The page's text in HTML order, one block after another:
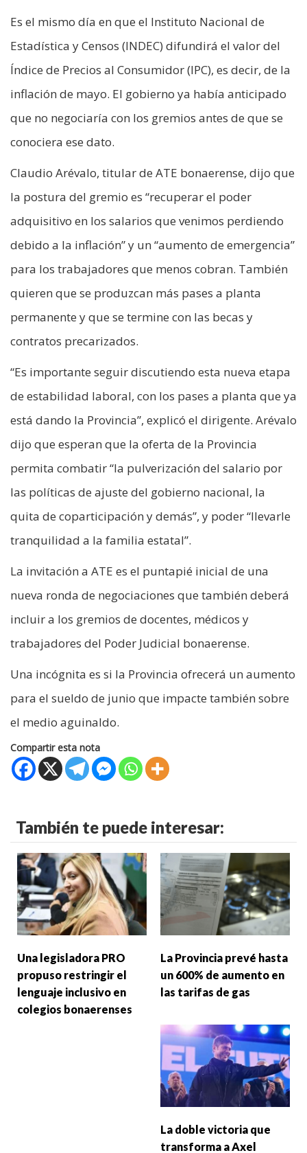
Es el mismo día en que el Instituto Nacional de
Estadística y Censos (INDEC) difundirá el valor del
Índice de Precios al Consumidor (IPC), es decir, de la
inflación de mayo. El gobierno ya había anticipado
que no negociaría con los gremios antes de que se
conociera ese dato.
Claudio Arévalo, titular de ATE bonaerense, dijo que
la postura del gremio es “recuperar el poder
adquisitivo en los salarios que venimos perdiendo
debido a la inflación” y un “aumento de emergencia”
para los trabajadores que menos cobran. También
quieren que se produzcan más pases a planta
permanente y que se termine con las becas y
contratos precarizados.
“Es importante seguir discutiendo esta nueva etapa
de estabilidad laboral, con los pases a planta que ya
está dando la Provincia”, explicó el dirigente. Arévalo
dijo que esperan que la oferta de la Provincia
permita combatir “la pulverización del salario por
las políticas de ajuste del gobierno nacional, la
quita de coparticipación y demás”, y poder “llevarle
tranquilidad a la familia estatal”.
La invitación a ATE es el puntapié inicial de una
nueva ronda de negociaciones que también deberá
incluir a los gremios de docentes, médicos y
trabajadores del Poder Judicial bonaerense.
Una incógnita es si la Provincia ofrecerá un aumento
para el sueldo de junio que impacte también sobre
el medio aguinaldo.
Compartir esta nota
También te puede interesar:
Una legisladora PRO
propuso restringir el
lenguaje inclusivo en
colegios bonaerenses
La Provincia prevé hasta
un 600% de aumento en
las tarifas de gas
La doble victoria que
transforma a Axel